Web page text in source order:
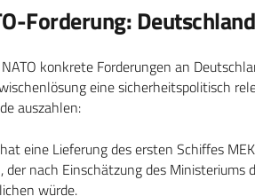
Forderung:
NATO konkrete Forderungen an
eine sicherheitspolitisch
auszahlen:
eine Lieferung des ersten Schiffes
der nach Einschätzung des
würde.